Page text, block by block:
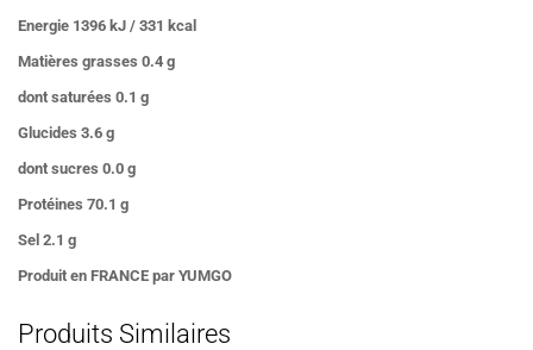
Energie 1396 kJ / 331 kcal
Matières grasses 0.4 g
dont saturées 0.1 g
Glucides 3.6 g
dont sucres 0.0 g
Protéines 70.1 g
Sel 2.1 g
Produit en FRANCE par YUMGO
Produits Similaires